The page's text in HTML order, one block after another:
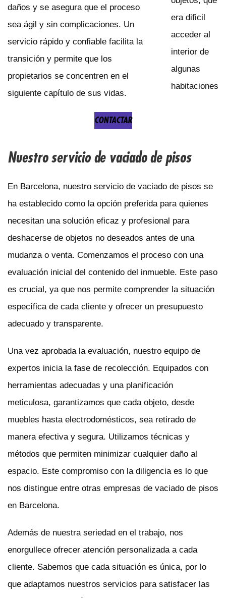
era dificil
acceder al
interior de
algunas
habitaciones
daños y se asegura que el proceso
sea ágil y sin complicaciones. Un
servicio rápido y confiable facilita la
transición y permite que los
propietarios se concentren en el
siguiente capítulo de sus vidas.
CONTACTAR
Nuestro servicio de vaciado de pisos
En Barcelona, nuestro servicio de vaciado de pisos se
ha establecido como la opción preferida para quienes
necesitan una solución eficaz y profesional para
deshacerse de objetos no deseados antes de una
mudanza o venta. Comenzamos el proceso con una
evaluación inicial del contenido del inmueble. Este paso
es crucial, ya que nos permite comprender la situación
específica de cada cliente y ofrecer un presupuesto
adecuado y transparente.
Una vez aprobada la evaluación, nuestro equipo de
expertos inicia la fase de recolección. Equipados con
herramientas adecuadas y una planificación
meticulosa, garantizamos que cada objeto, desde
muebles hasta electrodomésticos, sea retirado de
manera efectiva y segura. Utilizamos técnicas y
métodos que permiten minimizar cualquier daño al
espacio. Este compromiso con la diligencia es lo que
nos distingue entre otras empresas de vaciado de pisos
en Barcelona.
Además de nuestra seriedad en el trabajo, nos
enorgullece ofrecer atención personalizada a cada
cliente. Sabemos que cada situación es única, por lo
que adaptamos nuestros servicios para satisfacer las